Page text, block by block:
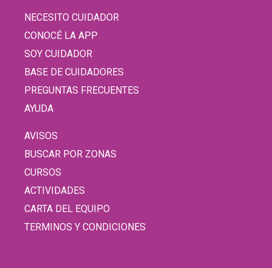
NECESITO CUIDADOR
CONOCÉ LA APP
SOY CUIDADOR
BASE DE CUIDADORES
PREGUNTAS FRECUENTES
AYUDA
AVISOS
BUSCAR POR ZONAS
CURSOS
ACTIVIDADES
CARTA DEL EQUIPO
TERMINOS Y CONDICIONES